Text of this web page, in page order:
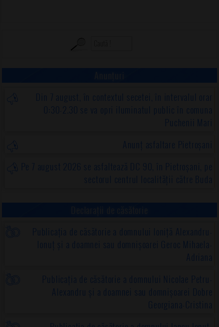
Din 7 august, în contextul secetei, în intervalul orar
0:30-2.30 se va opri iluminatul public în comuna
Puchenii Mari
Anunț asfaltare Pietroșani
Pe 7 august 2026 se asfaltează DC 90, în Pietroșani, pe
sectorul centrul localității către Buda
Publicația de căsătorie a domnului Ioniță Alexandru-
Ionuț și a doamnei sau domnișoarei Geroc Mihaela-
Adriana
Publicația de căsătorie a domnului Nicolae Petru-
Alexandru și a doamnei sau domnișoarei Dobre
Georgiana-Cristina